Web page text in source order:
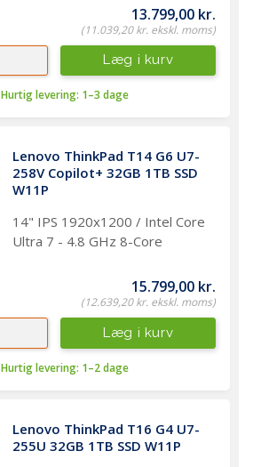
13.799,00 kr.
(11.039,20 kr. ekskl. moms)
Hurtig levering: 1–3 dage
Læg i kurv
Lenovo ThinkPad T14 G6 U7-
258V Copilot+ 32GB 1TB SSD
W11P
14" IPS 1920x1200 / Intel Core
Ultra 7 - 4.8 GHz 8-Core
15.799,00 kr.
(12.639,20 kr. ekskl. moms)
Hurtig levering: 1–2 dage
Læg i kurv
Lenovo ThinkPad T16 G4 U7-
255U 32GB 1TB SSD W11P